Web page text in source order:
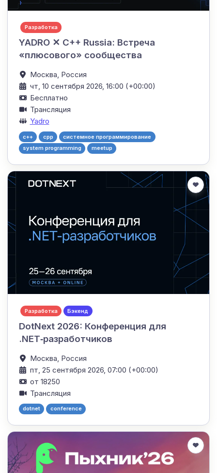
Разработка
YADRO ✕ C++ Russia: Встреча
«плюсового» сообщества
Москва, Россия
чт, 10 сентября 2026, 16:00 (+00:00)
Бесплатно
Трансляция
Yadro
c++ cpp
системное программирование
system programming
meetup
Разработка Бэкенд
DotNext 2026: Конференция для
.NET‑разработчиков
Москва, Россия
пт, 25 сентября 2026, 07:00 (+00:00)
от 18250
Трансляция
dotnet conference